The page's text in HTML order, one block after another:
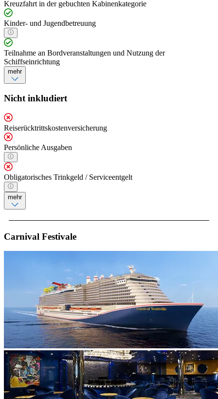
Kreuzfahrt in der gebuchten Kabinenkategorie
Kinder- und Jugendbetreuung
Teilnahme an Bordveranstaltungen und Nutzung der
Schiffseinrichtung
mehr
Nicht inkludiert
Reiserücktrittskostenversicherung
Persönliche Ausgaben
Obligatorisches Trinkgeld / Serviceentgelt
mehr
Carnival Festivale